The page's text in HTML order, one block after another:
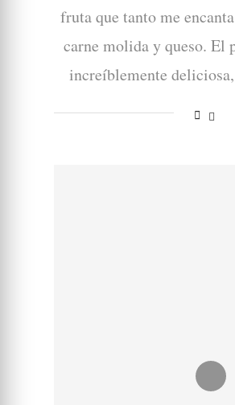
fruta que tanto me
carne molida y queso. El
increíblemente